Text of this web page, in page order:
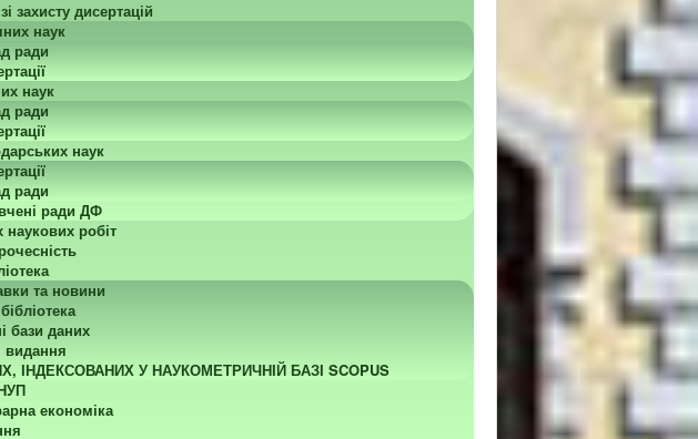
захисту дисертацій
наук
ради
наук
ради
наук
ради
ради ДФ
наукових робіт
та новини
бази даних
видання
ІНДЕКСОВАНИХ У НАУКОМЕТРИЧНІЙ БАЗІ SCOPUS
економіка